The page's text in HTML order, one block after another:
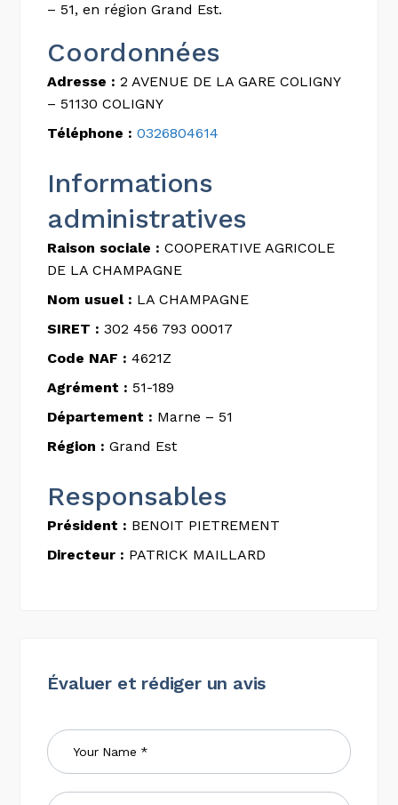
– 51, en région Grand Est.
Coordonnées
Adresse : 2 AVENUE DE LA GARE COLIGNY
– 51130 COLIGNY
Téléphone : 0326804614
Informations
administratives
Raison sociale : COOPERATIVE AGRICOLE
DE LA CHAMPAGNE
Nom usuel : LA CHAMPAGNE
SIRET : 302 456 793 00017
Code NAF : 4621Z
Agrément : 51-189
Département : Marne – 51
Région : Grand Est
Responsables
Président : BENOIT PIETREMENT
Directeur : PATRICK MAILLARD
Évaluer et rédiger un avis